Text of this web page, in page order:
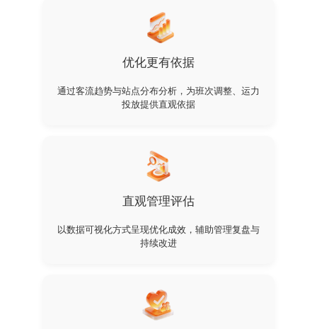
优化更有依据
通过客流趋势与站点分布分析，为班次调整、运力
投放提供直观依据
直观管理评估
以数据可视化方式呈现优化成效，辅助管理复盘与
持续改进